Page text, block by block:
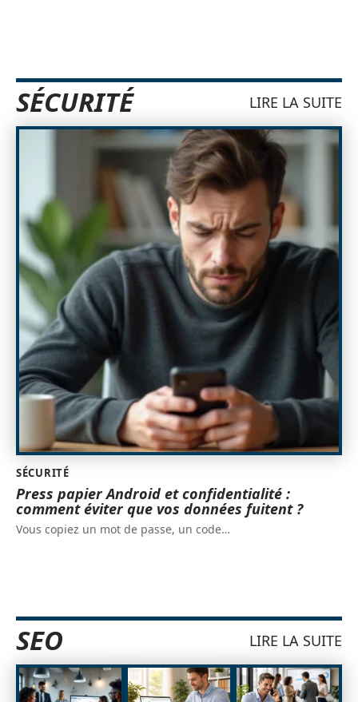
SÉCURITÉ LIRE LA SUITE
SÉCURITÉ
Press papier Android et confidentialité :
comment éviter que vos données fuitent ?
Vous copiez un mot de passe, un code…
SEO LIRE LA SUITE